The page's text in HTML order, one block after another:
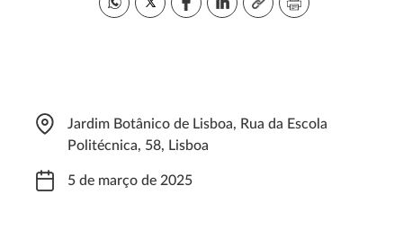
Jardim Botânico de Lisboa, Rua da Escola
Politécnica, 58, Lisboa
5 de março de 2025